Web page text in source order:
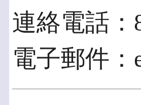
連絡電話：
電子郵件：